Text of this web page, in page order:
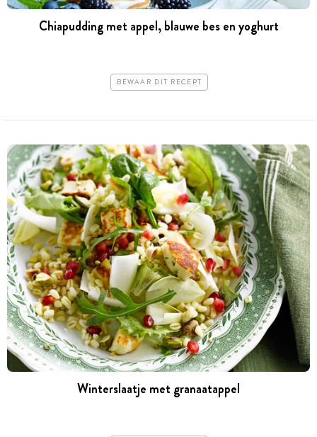
Chiapudding met appel, blauwe bes en yoghurt
BEWAAR DIT RECEPT
Winterslaatje met granaatappel